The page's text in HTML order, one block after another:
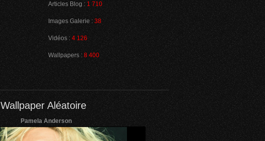
Articles Blog : 1 710
Images Galerie : 38
Vidéos : 4 126
Wallpapers :8 400
Wallpaper Aléatoire
Pamela Anderson